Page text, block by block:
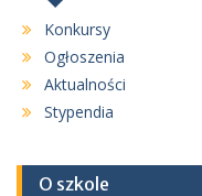
Konkursy
Ogłoszenia
Aktualności
Stypendia
O szkole